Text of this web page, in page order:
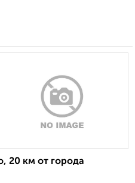
20 км от города